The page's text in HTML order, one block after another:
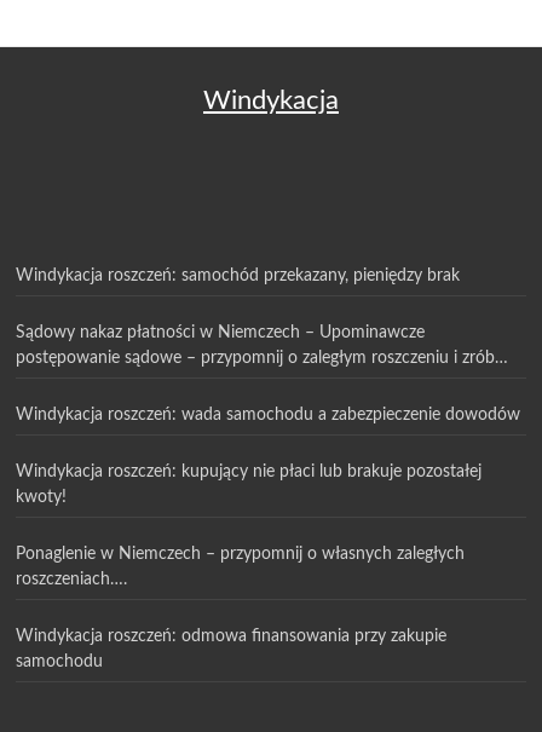
Windykacja
Windykacja roszczeń: samochód przekazany, pieniędzy brak
Sądowy nakaz płatności w Niemczech – Upominawcze
postępowanie sądowe – przypomnij o zaległym roszczeniu i zrób
Windykacja roszczeń: wada samochodu a zabezpieczenie dowodów
Windykacja roszczeń: kupujący nie płaci lub brakuje pozostałej
kwoty!
Ponaglenie w Niemczech – przypomnij o własnych zaległych
roszczeniach….
Windykacja roszczeń: odmowa finansowania przy zakupie
samochodu